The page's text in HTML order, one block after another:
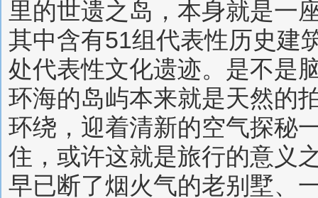
里的世遗之岛，本身就是一
其中含有51组代表性历史建
处代表性文化遗迹。是不是
环海的岛屿本来就是天然的
环绕，迎着清新的空气探秘
住，或许这就是旅行的意义
早已断了烟火气的老别墅、